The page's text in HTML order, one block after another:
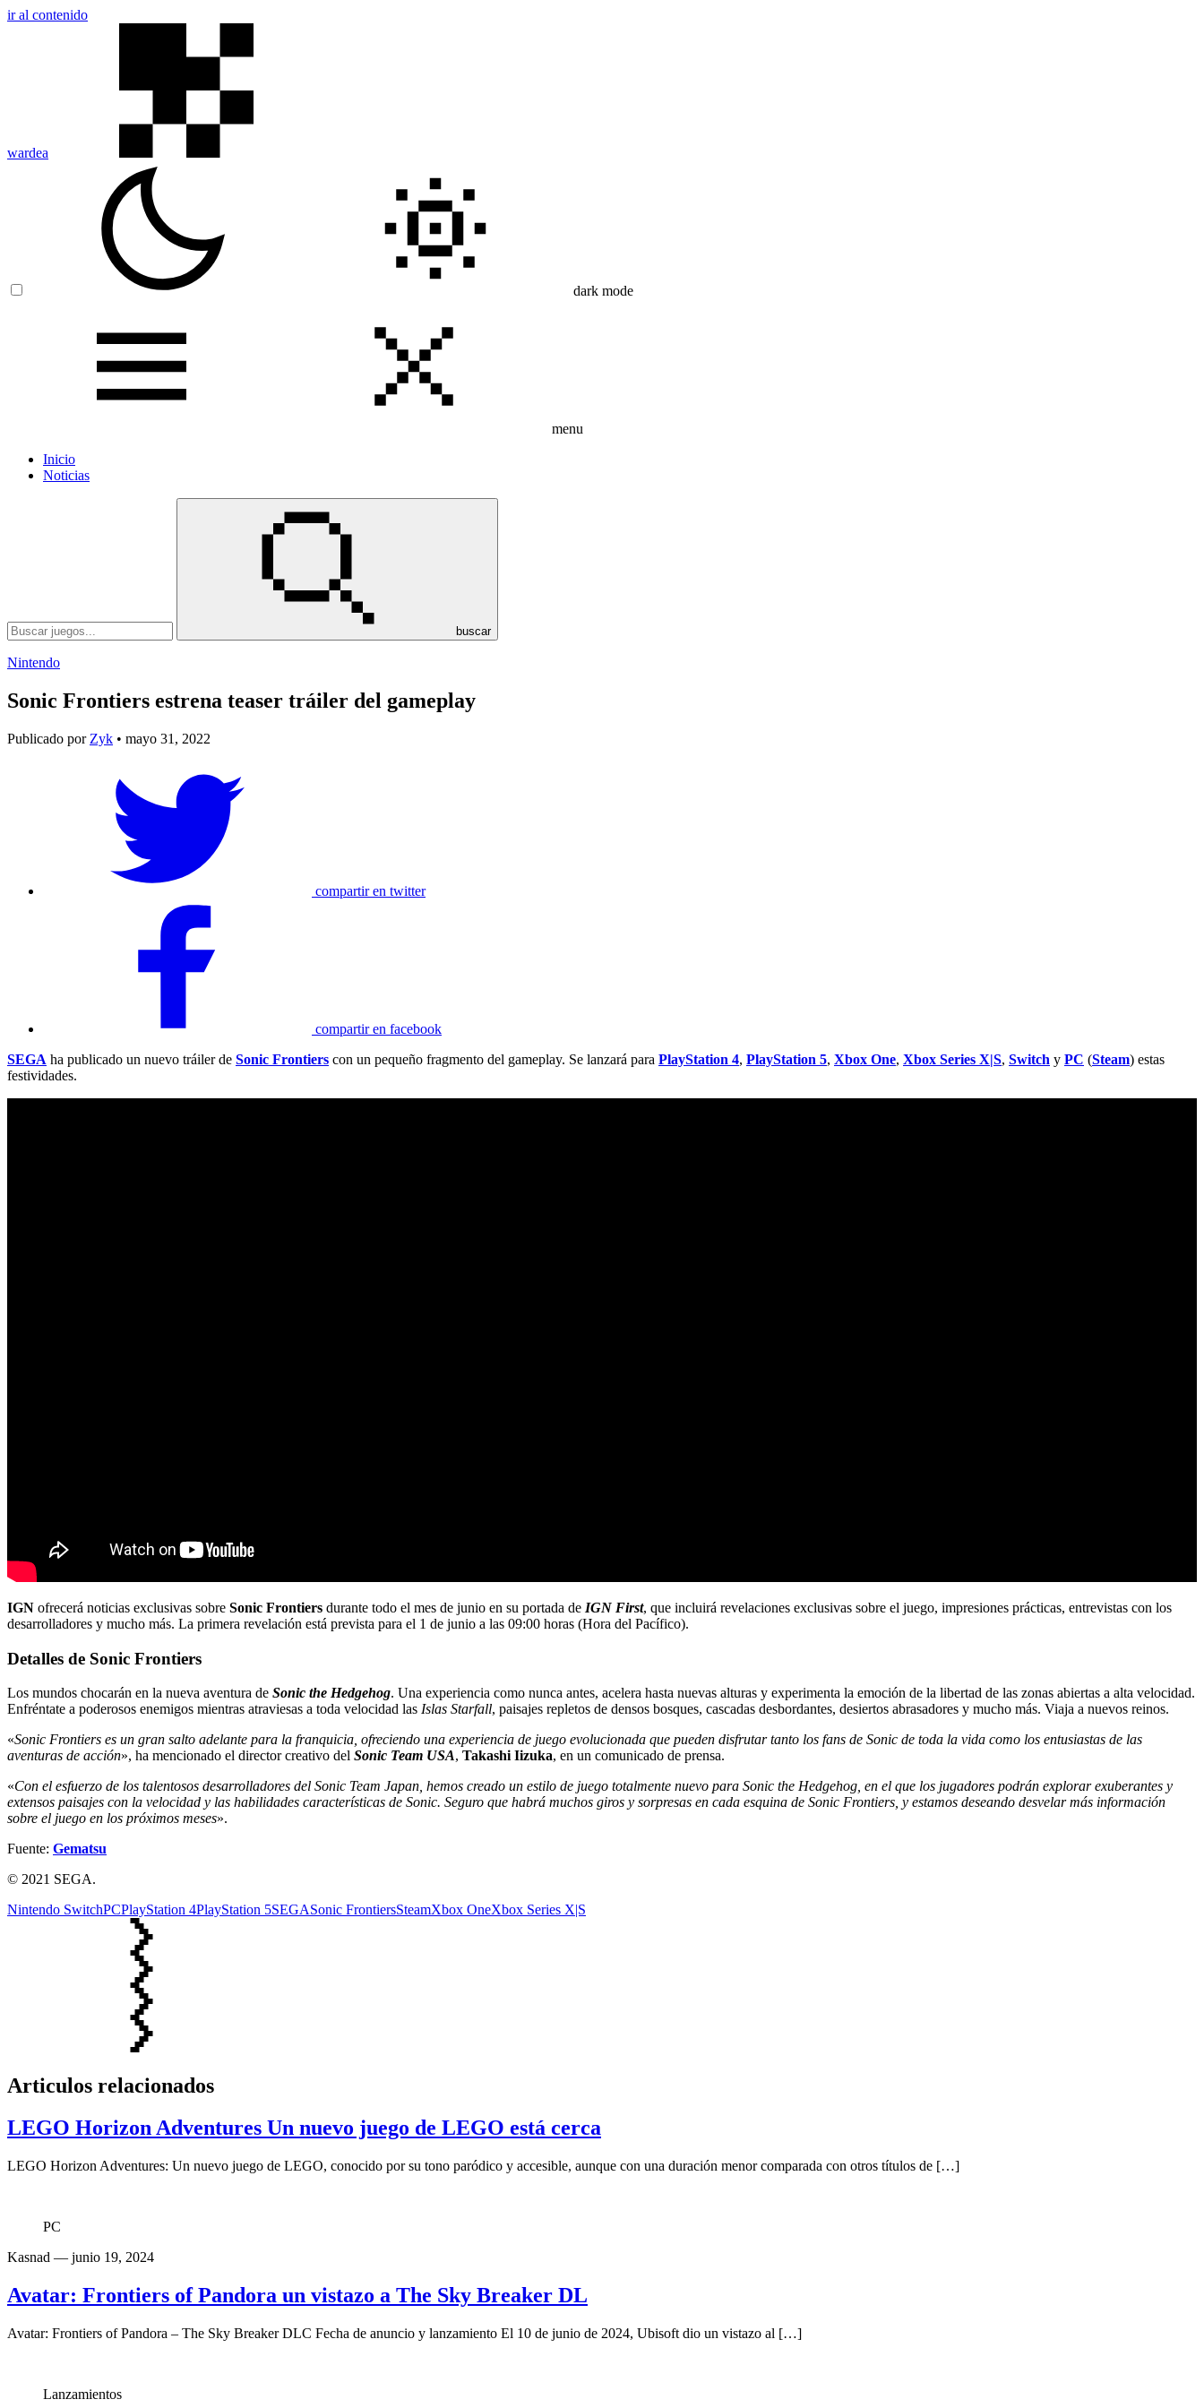
ir al contenido
wardea
dark mode
menu
Inicio
Noticias
buscar
Nintendo
Sonic Frontiers estrena teaser tráiler del gameplay
Publicado por Zyk • mayo 31, 2022
compartir en twitter
compartir en facebook
SEGA ha publicado un nuevo tráiler de Sonic Frontiers con un pequeño fragmento del gameplay. Se lanzará para PlayStation 4, PlayStation 5, Xbox One, Xbox Series X|S, Switch y PC (Steam) estas
festividades.
IGN ofrecerá noticias exclusivas sobre Sonic Frontiers durante todo el mes de junio en su portada de IGN First, que incluirá revelaciones exclusivas sobre el juego, impresiones prácticas, entrevistas con los
desarrolladores y mucho más. La primera revelación está prevista para el 1 de junio a las 09:00 horas (Hora del Pacífico).
Detalles de Sonic Frontiers
Los mundos chocarán en la nueva aventura de Sonic the Hedgehog. Una experiencia como nunca antes, acelera hasta nuevas alturas y experimenta la emoción de la libertad de las zonas abiertas a alta velocidad.
Enfréntate a poderosos enemigos mientras atraviesas a toda velocidad las Islas Starfall, paisajes repletos de densos bosques, cascadas desbordantes, desiertos abrasadores y mucho más. Viaja a nuevos reinos.
«Sonic Frontiers es un gran salto adelante para la franquicia, ofreciendo una experiencia de juego evolucionada que pueden disfrutar tanto los fans de Sonic de toda la vida como los entusiastas de las
aventuras de acción», ha mencionado el director creativo del Sonic Team USA, Takashi Iizuka, en un comunicado de prensa.
«Con el esfuerzo de los talentosos desarrolladores del Sonic Team Japan, hemos creado un estilo de juego totalmente nuevo para Sonic the Hedgehog, en el que los jugadores podrán explorar exuberantes y
extensos paisajes con la velocidad y las habilidades características de Sonic. Seguro que habrá muchos giros y sorpresas en cada esquina de Sonic Frontiers, y estamos deseando desvelar más información
sobre el juego en los próximos meses».
Fuente: Gematsu
© 2021 SEGA.
Nintendo SwitchPCPlayStation 4PlayStation 5SEGASonic FrontiersSteamXbox OneXbox Series X|S
Articulos relacionados
LEGO Horizon Adventures Un nuevo juego de LEGO está cerca
LEGO Horizon Adventures: Un nuevo juego de LEGO, conocido por su tono paródico y accesible, aunque con una duración menor comparada con otros títulos de […]
PC
Kasnad — junio 19, 2024
Avatar: Frontiers of Pandora un vistazo a The Sky Breaker DL
Avatar: Frontiers of Pandora – The Sky Breaker DLC Fecha de anuncio y lanzamiento El 10 de junio de 2024, Ubisoft dio un vistazo al […]
Lanzamientos